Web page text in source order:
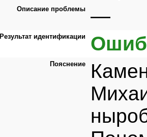
Описание проблемы —
Результат идентификации
Пояснение